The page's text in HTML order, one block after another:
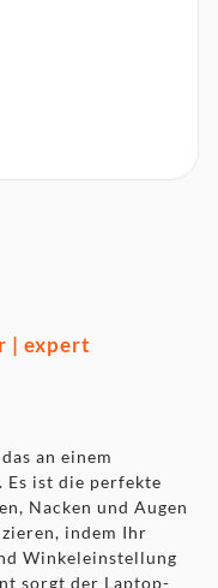
| expert
an einem
ist die perfekte
Nacken und Augen
indem Ihr
Winkeleinstellung
sorgt der Laptop-